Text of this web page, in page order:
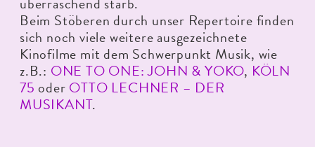
Beim Stöberen durch unser Repertoire finden
sich noch viele weitere ausgezeichnete
Kinofilme mit dem Schwerpunkt Musik, wie
z.B.: ONE TO ONE: JOHN & YOKO, KÖLN
75 oder OTTO LECHNER – DER
MUSIKANT.